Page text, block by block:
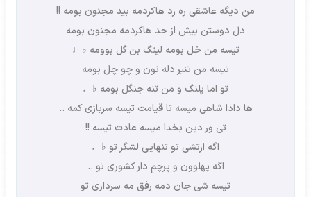
من دیگه عاشقی ره رد هاکردمه بید مجنون بومه !!
دل دوستن بیش از حد هاکردمه مجنون بومه
تیسه من خل بومه لینگ بن گل بوومه ♭♩
تیسه من تنیر دله نون و چو چل بومه
تو اما پلنگ و من تنه جنگل بومه ♭♩
ها دادا شاهی میسه تا قیامت تیسه سربازی کمه ..
تی ور دین بخدا میسه عادت تیسه !!
اگه ارتشی تو تنهایی لشگر تو ♭♩
اگه پهلوون و پرچم دار کشوری تو ..
تیسه شی جان دمه رفق مه سرداری تو